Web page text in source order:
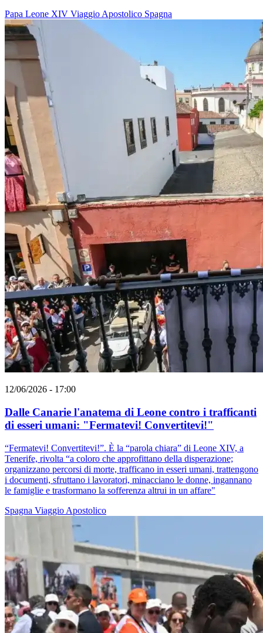
Papa Leone XIV Viaggio Apostolico Spagna
12/06/2026 - 17:00
Dalle Canarie l'anatema di Leone contro i trafficanti
di esseri umani: "Fermatevi! Convertitevi!"
“Fermatevi! Convertitevi!”. È la “parola chiara” di Leone XIV, a
Tenerife, rivolta “a coloro che approfittano della disperazione;
organizzano percorsi di morte, trafficano in esseri umani, trattengono
i documenti, sfruttano i lavoratori, minacciano le donne, ingannano
le famiglie e trasformano la sofferenza altrui in un affare"
Spagna Viaggio Apostolico